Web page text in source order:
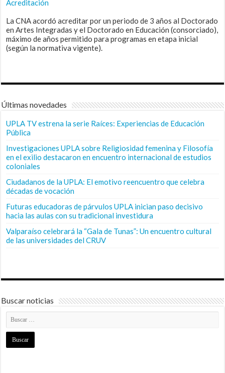
Acreditación
La CNA acordó acreditar por un periodo de 3 años al Doctorado
en Artes Integradas y el Doctorado en Educación (consorciado),
máximo de años permitido para programas en etapa inicial
(según la normativa vigente).
Últimas novedades
UPLA TV estrena la serie Raíces: Experiencias de Educación
Pública
Investigaciones UPLA sobre Religiosidad femenina y Filosofía
en el exilio destacaron en encuentro internacional de estudios
coloniales
Ciudadanos de la UPLA: El emotivo reencuentro que celebra
décadas de vocación
Futuras educadoras de párvulos UPLA inician paso decisivo
hacia las aulas con su tradicional investidura
Valparaíso celebrará la “Gala de Tunas”: Un encuentro cultural
de las universidades del CRUV
Buscar noticias